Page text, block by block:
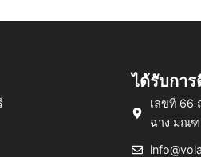
ได้รับกา
เลขที่ 66
ฉาง มณฑ